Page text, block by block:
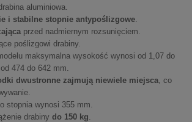
aluminiowa.
i stabilne stopnie antypoślizgowe.
przed nadmiernym rozsunięciem.
poślizgowi drabiny.
maksymalna wysokość wynosi od 1,07 do
474 do 642 mm.
dwustronne zajmują niewiele miejsca, co
stopnia wynosi 355 mm.
drabiny do 150 kg.